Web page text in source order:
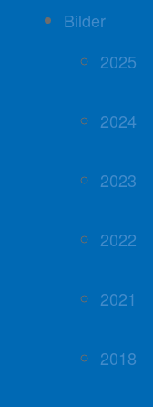
Bilder
2025
2024
2023
2022
2021
2018